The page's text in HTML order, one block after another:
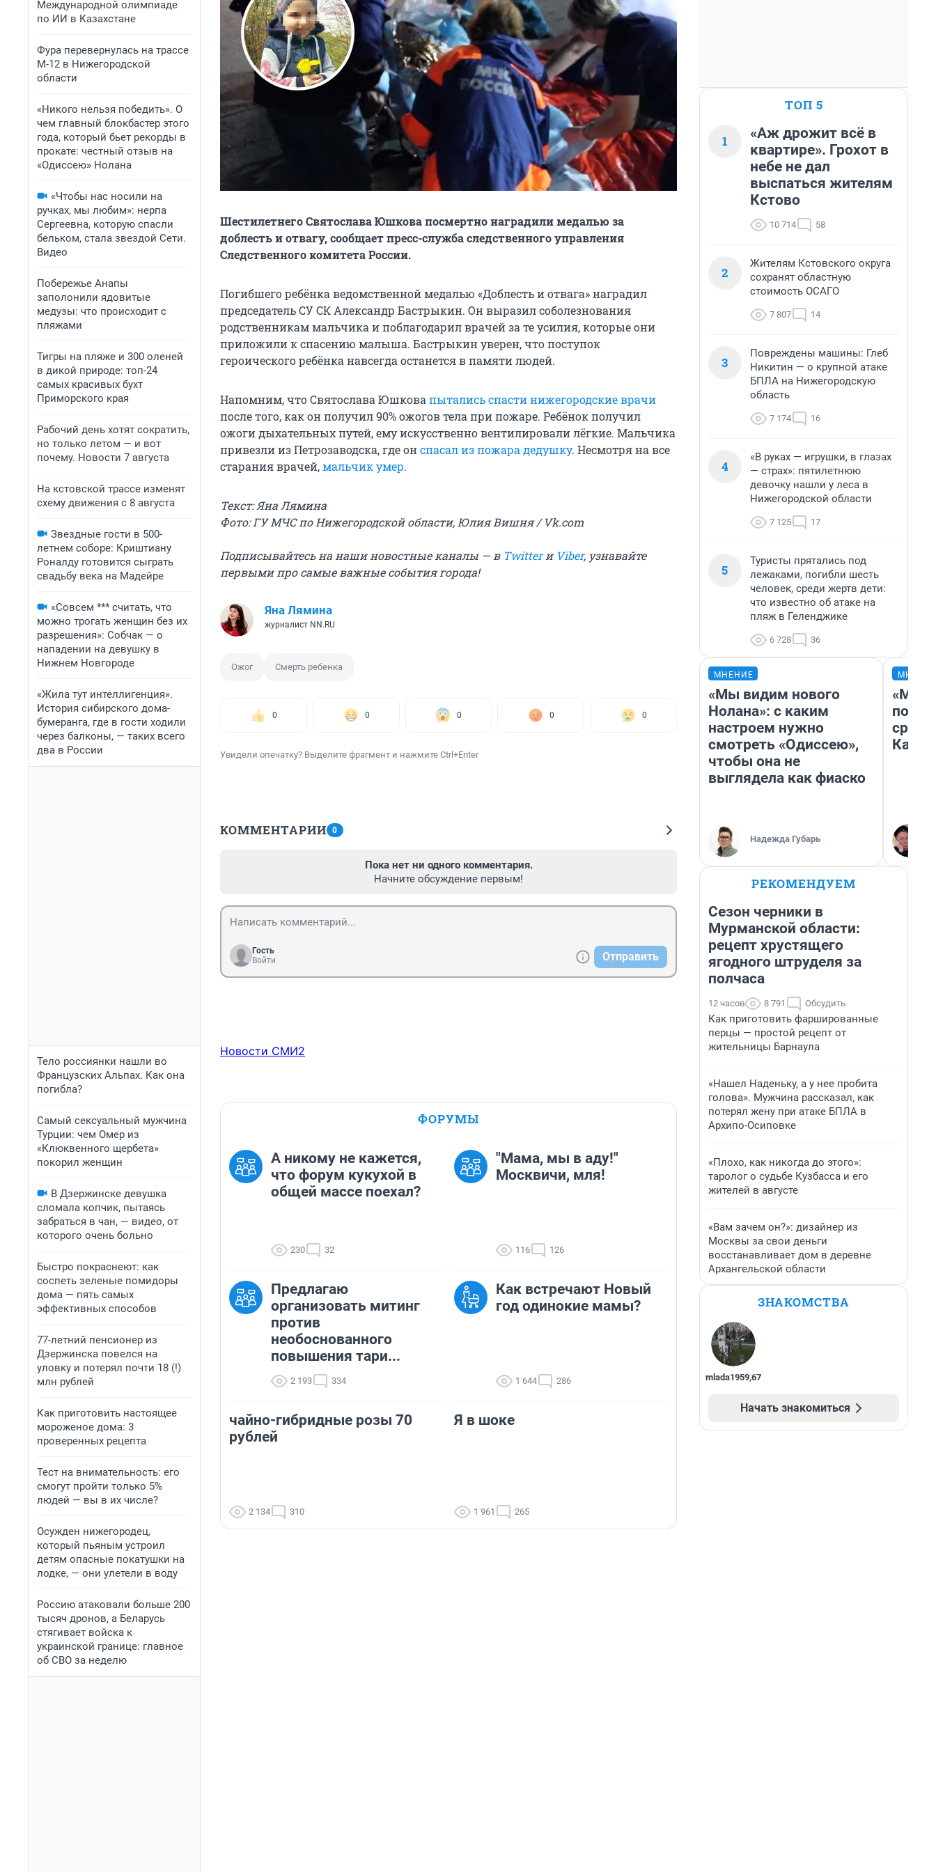
Международной олимпиаде
по ИИ в Казахстане
Фура перевернулась на трассе
М-12 в Нижегородской
области
«Никого нельзя победить». О
чем главный блокбастер этого
года, который бьет рекорды в
прокате: честный отзыв на
«Одиссею» Нолана
«Чтобы нас носили на
ручках, мы любим»: нерпа
Сергеевна, которую спасли
бельком, стала звездой Сети.
Видео
Побережье Анапы
заполонили ядовитые
медузы: что происходит с
пляжами
Тигры на пляже и 300 оленей
в дикой природе: топ-24
самых красивых бухт
Приморского края
Рабочий день хотят сократить,
но только летом — и вот
почему. Новости 7 августа
На кстовской трассе изменят
схему движения с 8 августа
Звездные гости в 500-
летнем соборе: Криштиану
Роналду готовится сыграть
свадьбу века на Мадейре
«Совсем *** считать, что
можно трогать женщин без их
разрешения»: Собчак — о
нападении на девушку в
Нижнем Новгороде
«Жила тут интеллигенция».
История сибирского дома-
бумеранга, где в гости ходили
через балконы, — таких всего
два в России
Тело россиянки нашли во
Французских Альпах. Как она
погибла?
Самый сексуальный мужчина
Турции: чем Омер из
«Клюквенного щербета»
покорил женщин
В Дзержинске девушка
сломала копчик, пытаясь
забраться в чан, — видео, от
которого очень больно
Быстро покраснеют: как
соспеть зеленые помидоры
дома — пять самых
эффективных способов
77-летний пенсионер из
Дзержинска повелся на
уловку и потерял почти 18 (!)
млн рублей
Как приготовить настоящее
мороженое дома: 3
проверенных рецепта
Тест на внимательность: его
смогут пройти только 5%
людей — вы в их числе?
Осужден нижегородец,
который пьяным устроил
детям опасные покатушки на
лодке, — они улетели в воду
Россию атаковали больше 200
тысяч дронов, а Беларусь
стягивает войска к
украинской границе: главное
об СВО за неделю
Шестилетнего Святослава Юшкова посмертно наградили медалью за
доблесть и отвагу, сообщает пресс-служба следственного управления
Следственного комитета России.
Погибшего ребёнка ведомственной медалью «Доблесть и отвага» наградил
председатель СУ СК Александр Бастрыкин. Он выразил соболезнования
родственникам мальчика и поблагодарил врачей за те усилия, которые они
приложили к спасению малыша. Бастрыкин уверен, что поступок
героического ребёнка навсегда останется в памяти людей.
Напомним, что Святослава Юшкова пытались спасти нижегородские врачи
после того, как он получил 90% ожогов тела при пожаре. Ребёнок получил
ожоги дыхательных путей, ему искусственно вентилировали лёгкие. Мальчика
привезли из Петрозаводска, где онспасал из пожара дедушку. Несмотря на все
старания врачей,мальчик умер.
Текст: Яна Лямина
Фото: ГУ МЧС по Нижегородской области, Юлия Вишня / Vk.com
Подписывайтесь на наши новостные каналы — в Twitterи Viber, узнавайте
первыми про самые важные события города!
Яна Лямина
журналист NN.RU
Ожог Смерть ребенка
0 0 0 0 0
Увидели опечатку? Выделите фрагмент и нажмите Ctrl+Enter
КОММЕНТАРИИ 0
Пока нет ни одного комментария.
Начните обсуждение первым!
Гость
Войти
Отправить
Новости СМИ2
ФОРУМЫ
А никому не кажется,
что форум кукухой в
общей массе поехал?
230 32
"Мама, мы в аду!"
Москвичи, мля!
116 126
Предлагаю
организовать митинг
против
необоснованного
повышения тари...
2 193 334
Как встречают Новый
год одинокие мамы?
1 644 286
чайно-гибридные розы 70
рублей
2 134 310
Я в шоке
1 961 265
ТОП 5
1
«Аж дрожит всё в
квартире». Грохот в
небе не дал
выспаться жителям
Кстово
10 714 58
2
Жителям Кстовского округа
сохранят областную
стоимость ОСАГО
7 807 14
3
Повреждены машины: Глеб
Никитин — о крупной атаке
БПЛА на Нижегородскую
область
7 174 16
4
«В руках — игрушки, в глазах
— страх»: пятилетнюю
девочку нашли у леса в
Нижегородской области
7 125 17
5
Туристы прятались под
лежаками, погибли шесть
человек, среди жертв дети:
что известно об атаке на
пляж в Геленджике
6 728 36
МНЕНИЕ
«Мы видим нового
Нолана»: с каким
настроем нужно
смотреть «Одиссею»,
чтобы она не
выглядела как фиаско
Надежда Губарь
РЕКОМЕНДУЕМ
Сезон черники в
Мурманской области:
рецепт хрустящего
ягодного штруделя за
полчаса
12 часов 8 791 Обсудить
Как приготовить фаршированные
перцы — простой рецепт от
жительницы Барнаула
«Нашел Наденьку, а у нее пробита
голова». Мужчина рассказал, как
потерял жену при атаке БПЛА в
Архипо-Осиповке
«Плохо, как никогда до этого»:
таролог о судьбе Кузбасса и его
жителей в августе
«Вам зачем он?»: дизайнер из
Москвы за свои деньги
восстанавливает дом в деревне
Архангельской области
ЗНАКОМСТВА
mlada1959,67
Начать знакомиться